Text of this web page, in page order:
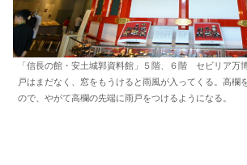
「信長の館・安土城郭資料館」５階、６階 セビリア
戸はまだなく、窓をもうけると雨風が入ってくる。高欄
ので、やがて高欄の先端に雨戸をつけるようになる。